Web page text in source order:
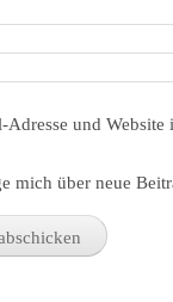
Adresse und
mich über neue